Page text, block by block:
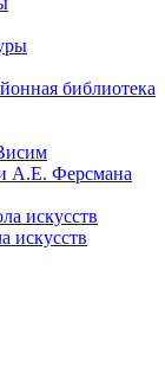
библиотека
А.Е. Ферсмана
искусств
искусств